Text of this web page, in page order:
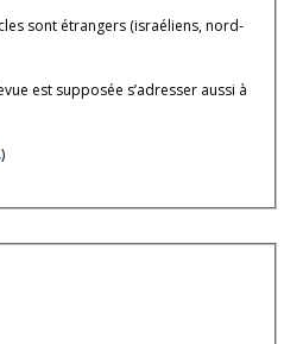
sont étrangers (israéliens, nord-
est supposée s’adresser aussi à
)